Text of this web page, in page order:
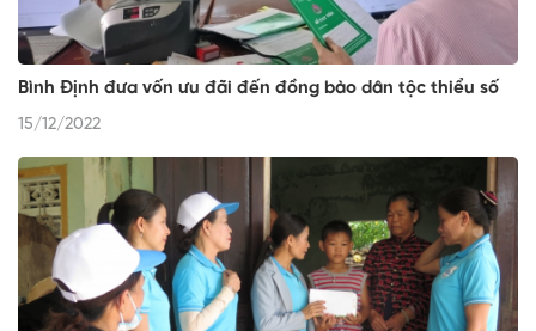
Bình Định đưa vốn ưu đãi đến đồng bào dân tộc thiểu số
15/12/2022